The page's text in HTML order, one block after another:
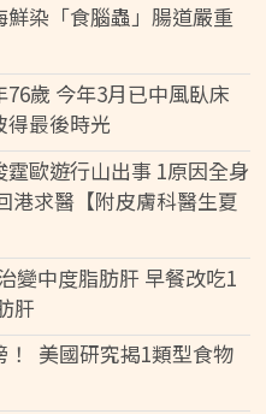
染「食腦蟲」腸道嚴重
歲 今年3月已中風臥床
得最後時光
歐遊行山出事 1原因全身
港求醫【附皮膚科醫生夏
變中度脂肪肝 早餐改吃1
肝
美國研究揭1類型食物